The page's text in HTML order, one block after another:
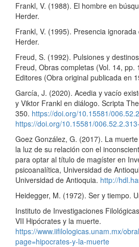
Frankl, V. (1988). El hombre en
Herder.
Frankl, V. (1995). Presencia
Herder.
Freud, S. (1992). Pulsiones y
Freud, Obras completas (Vol. 14, pp.
Editores (Obra original publicada en
García, J. (2020). Acedia y vacío
y Viktor Frankl en diálogo. Scripta
350. https://doi.org/10.15581/
https://doi.org/10.15581/
Goez González, G. (2017). La
la luz de su relación con el
para optar al título de magíster en
psicoanalítica, Universidad de
Universidad de Antioquia. http://
Heidegger, M. (1972). Ser y tiempo.
Instituto de Investigaciones
VII Hipócrates y la muerte.
https://www.iifilologicas.unam.mx/
page=hipocrates-y-la-muerte